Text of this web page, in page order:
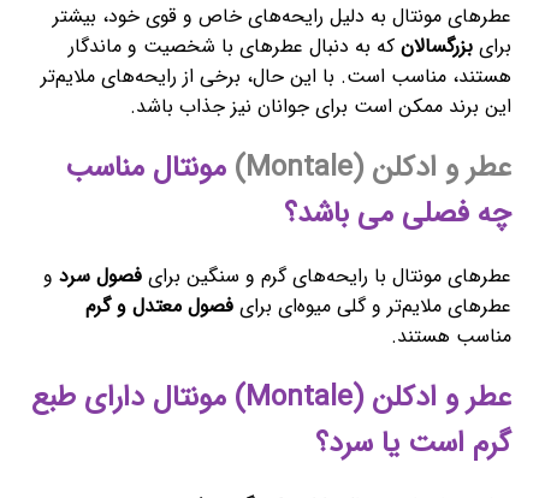
عطرهای مونتال به دلیل رایحه‌های خاص و قوی خود، بیشتر
برای بزرگسالان که به دنبال عطرهای با شخصیت و ماندگار
هستند، مناسب است. با این حال، برخی از رایحه‌های ملایم‌تر
این برند ممکن است برای جوانان نیز جذاب باشد.
عطر و ادکلن (Montale)
مونتال مناسب
چه فصلی می باشد؟
عطرهای مونتال با رایحه‌های گرم و سنگین برای فصول سرد و
عطرهای ملایم‌تر و گلی میوه‌ای برای فصول معتدل و گرم
مناسب هستند.
عطر و ادکلن (Montale) مونتال دارای طبع
گرم است یا سرد؟